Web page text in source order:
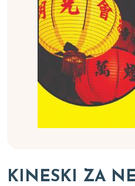
KINESKI ZA